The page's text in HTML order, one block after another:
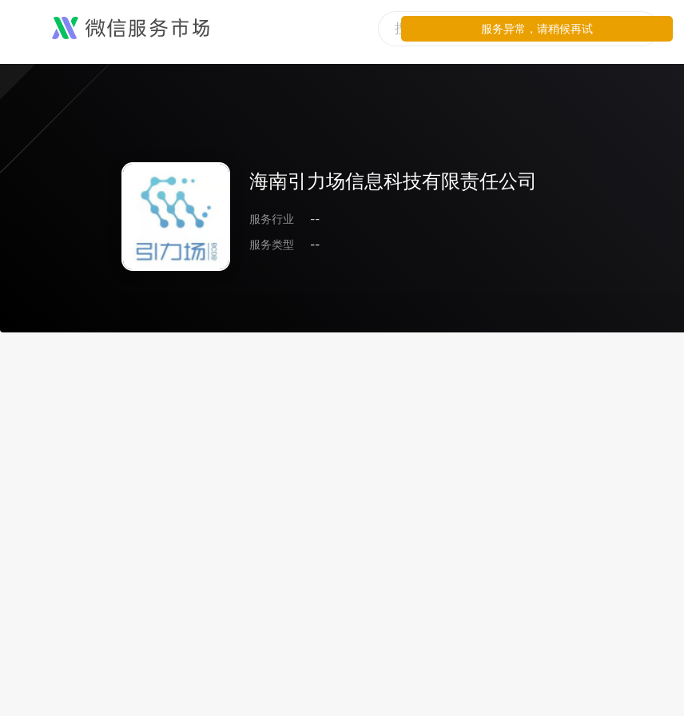
海南引力场信息科技有限责任公司
服务行业
--
服务类型
--
服务异常，请稍候再试